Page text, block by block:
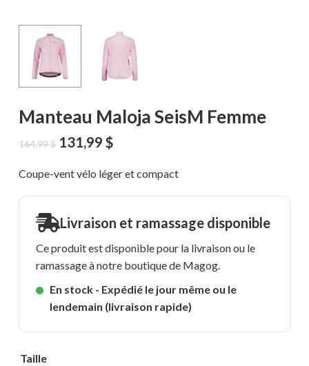
Manteau Maloja SeisM Femme
164,99$ Le
initial
était :
164,99 $.
131,99 $Le
actuel
est :
131,99 $.
Coupe-vent vélo léger et compact
Livraison et ramassage disponible
Ce produit est disponible pour la livraison ou le
ramassage à notre boutique de Magog.
En stock - Expédié le jour même ou le
lendemain (livraison rapide)
Taille